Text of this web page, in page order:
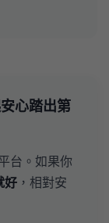
心踏出第
台。如果你
好 ，相對安